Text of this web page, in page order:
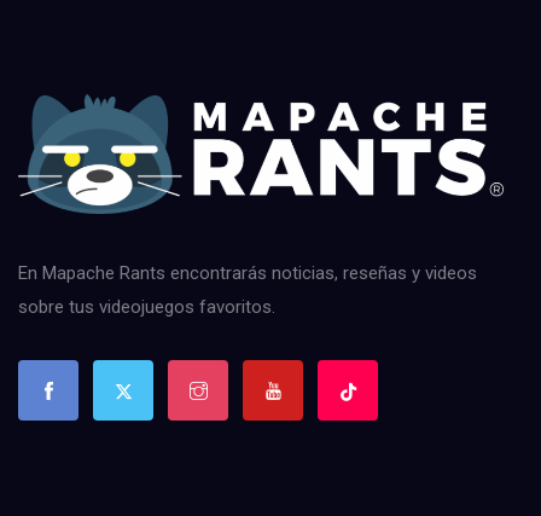
En Mapache Rants encontrarás noticias, reseñas y videos
sobre tus videojuegos favoritos.